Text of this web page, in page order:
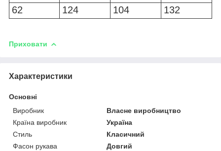
62
124 104 132
Приховати
Характеристики
Основні
Виробник
Власне виробництво
Країна виробник
Україна
Стиль
Класичний
Фасон рукава
Довгий